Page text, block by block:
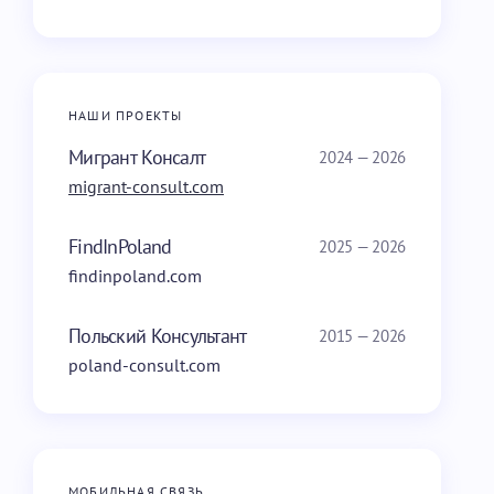
НАШИ ПРОЕКТЫ
Мигрант Консалт 2024 — 2026
migrant-consult.com
FindInPoland 2025 — 2026
findinpoland.com
Польский Консультант 2015 — 2026
poland-consult.com